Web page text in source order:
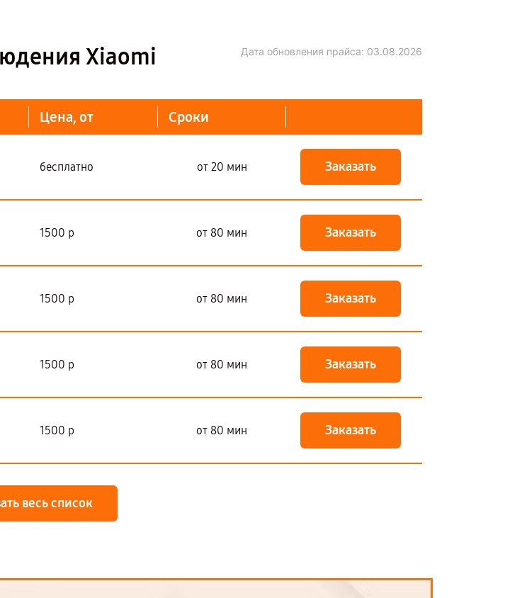
Xiaomi Дата обновления прайса: 03.08.2026
Цена, от Сроки
бесплатно от 20 мин Заказать
1500 р от 80 мин Заказать
1500 р от 80 мин Заказать
1500 р от 80 мин Заказать
1500 р от 80 мин Заказать
весь список